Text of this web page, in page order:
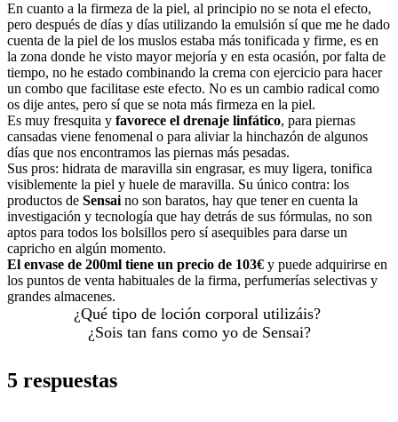
En cuanto a la firmeza de la piel, al principio no se nota el efecto,
pero después de días y días utilizando la emulsión sí que me he dado
cuenta de la piel de los muslos estaba más tonificada y firme, es en
la zona donde he visto mayor mejoría y en esta ocasión, por falta de
tiempo, no he estado combinando la crema con ejercicio para hacer
un combo que facilitase este efecto. No es un cambio radical como
os dije antes, pero sí que se nota más firmeza en la piel.
Es muy fresquita y favorece el drenaje linfático, para piernas
cansadas viene fenomenal o para aliviar la hinchazón de algunos
días que nos encontramos las piernas más pesadas.
Sus pros: hidrata de maravilla sin engrasar, es muy ligera, tonifica
visiblemente la piel y huele de maravilla. Su único contra: los
productos de Sensai no son baratos, hay que tener en cuenta la
investigación y tecnología que hay detrás de sus fórmulas, no son
aptos para todos los bolsillos pero sí asequibles para darse un
capricho en algún momento.
El envase de 200ml tiene un precio de 103€ y puede adquirirse en
los puntos de venta habituales de la firma, perfumerías selectivas y
grandes almacenes.
¿Qué tipo de loción corporal utilizáis?
¿Sois tan fans como yo de Sensai?
5 respuestas